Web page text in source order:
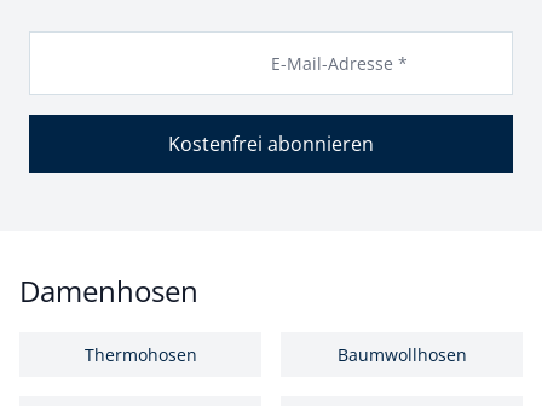
E-Mail-Adresse *
Kostenfrei abonnieren
Damenhosen
Thermohosen Baumwollhosen